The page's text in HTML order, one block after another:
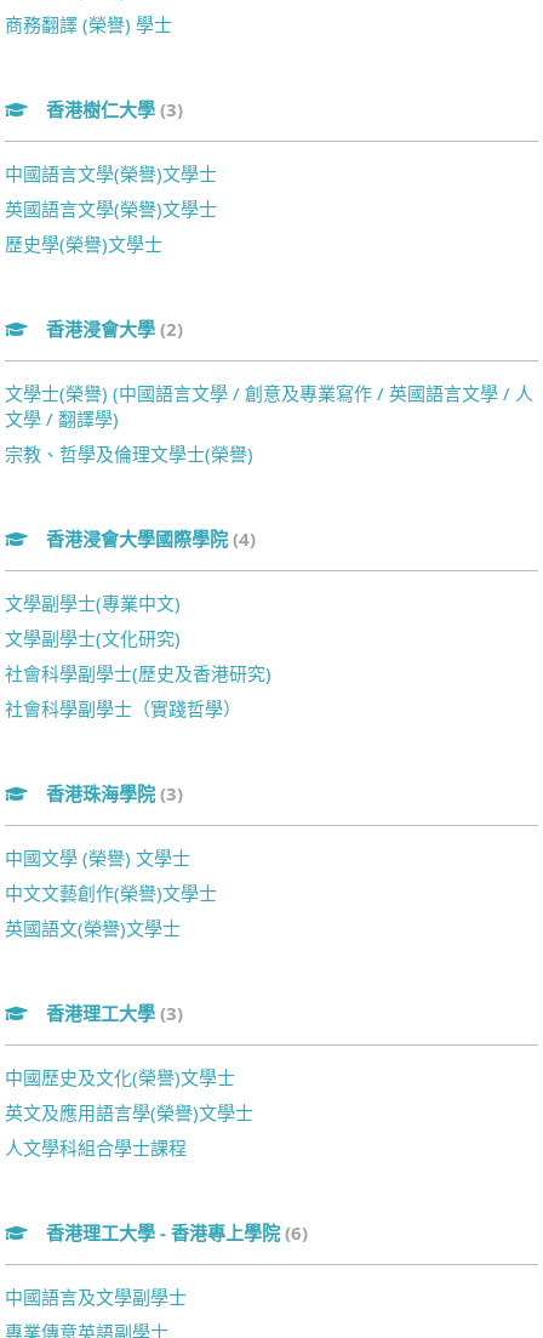
商務翻譯 (榮譽) 學士
香港樹仁大學 (3)
中國語言文學(榮譽)文學士
英國語言文學(榮譽)文學士
歷史學(榮譽)文學士
香港浸會大學 (2)
文學士(榮譽) (中國語言文學 / 創意及專業寫作 / 英國語言文學 / 人
文學 / 翻譯學)
宗教、哲學及倫理文學士(榮譽)
香港浸會大學國際學院 (4)
文學副學士(專業中文)
文學副學士(文化研究)
社會科學副學士(歷史及香港研究)
社會科學副學士（實踐哲學）
香港珠海學院 (3)
中國文學 (榮譽) 文學士
中文文藝創作(榮譽)文學士
英國語文(榮譽)文學士
香港理工大學 (3)
中國歷史及文化(榮譽)文學士
英文及應用語言學(榮譽)文學士
人文學科組合學士課程
香港理工大學 - 香港專上學院 (6)
中國語言及文學副學士
專業傳意英語副學士